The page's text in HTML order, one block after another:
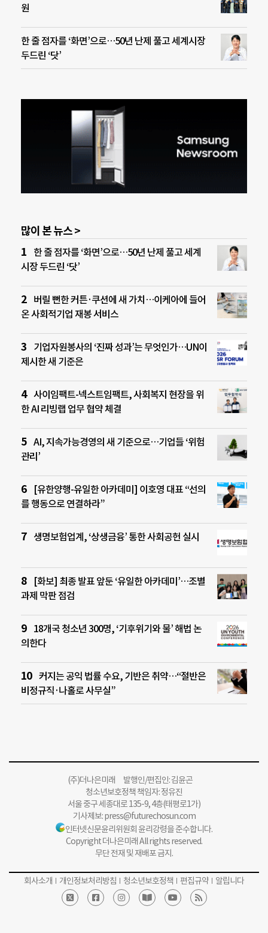
원
한 줄 점자를 ‘화면’으로…50년 난제 풀고 세계시장
두드린 ‘닷’
많이 본 뉴스 >
한 줄 점자를 ‘화면’으로…50년 난제 풀고 세계
시장 두드린 ‘닷’
버릴 뻔한 커튼·쿠션에 새 가치…이케아에 들어
온 사회적기업 재봉 서비스
기업자원봉사의 ‘진짜 성과’는 무엇인가…UN이
제시한 새 기준은
사이임팩트-넥스트임팩트, 사회복지 현장을 위
한 AI 리빙랩 업무 협약 체결
AI, 지속가능경영의 새 기준으로…기업들 ‘위험
관리’
[유한양행-유일한 아카데미] 이호영 대표 “선의
를 행동으로 연결하라”
생명보험업계, ‘상생금융’ 통한 사회공헌 실시
[화보] 최종 발표 앞둔 ‘유일한 아카데미’…조별
과제 막판 점검
18개국 청소년 300명, ‘기후위기와 물’ 해법 논
의한다
커지는 공익 법률 수요, 기반은 취약…“절반은
비정규직·나홀로 사무실”
(주)더나은미래 발행인/편집인: 김윤곤
청소년보호정책 책임자: 정유진
서울 중구 세종대로 135-9, 4층(태평로1가)
기사제보:press@futurechosun.com
인터넷신문윤리위원회 윤리강령을 준수합니다.
Copyright 더나은미래 All rights reserved.
무단 전재 및 재배포 금지.
회사소개 개인정보처리방침 청소년보호정책 편집규약 알립니다